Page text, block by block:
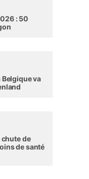
: 50
Belgique va
chute de
de santé